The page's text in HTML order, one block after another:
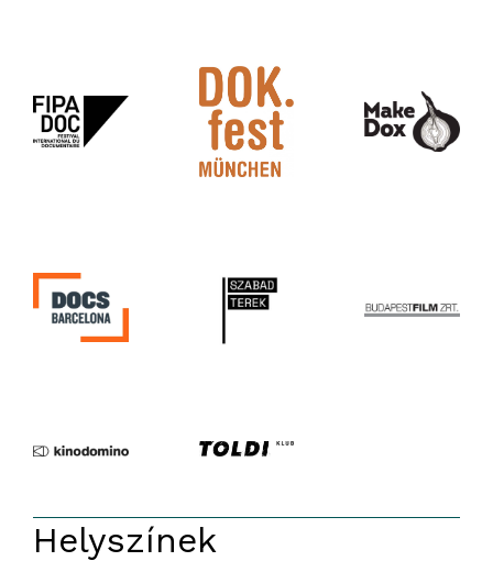
Helyszínek